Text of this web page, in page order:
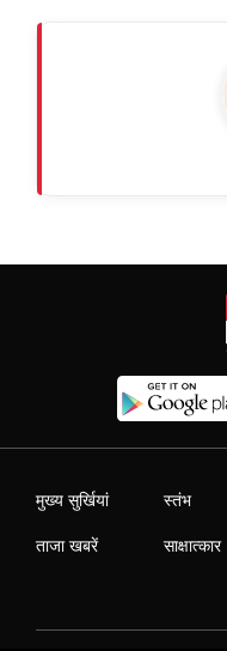
मुख्य सुर्खियां
ताजा खबरें
स्तंभ
साक्षात्कार